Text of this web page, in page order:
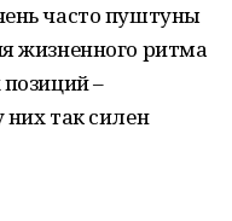
часто пуштуны
жизненного ритма
–
так силен